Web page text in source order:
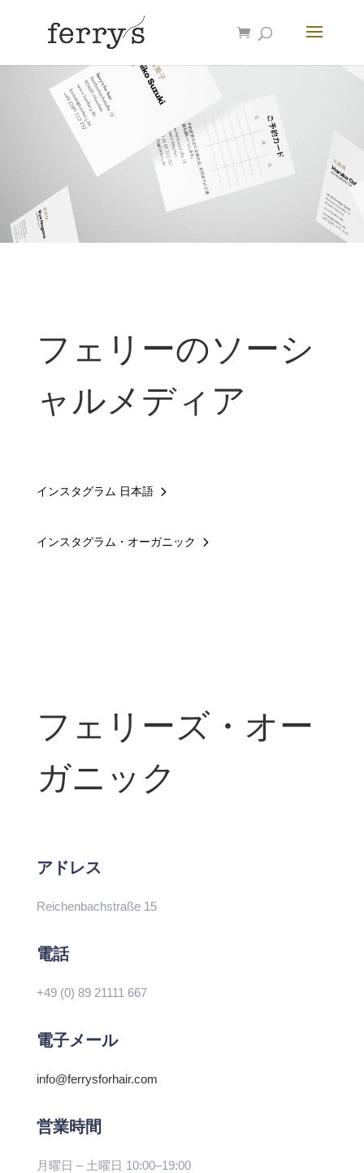
フェリーのソーシ
ャルメディア
インスタグラム 日本語
インスタグラム・オーガニック
フェリーズ・オー
ガニック
アドレス
Reichenbachstraße 15
電話
+49 (0) 89 21111 667
電子メール
info@ferrysforhair.com
営業時間
月曜日 – 土曜日 10:00–19:00